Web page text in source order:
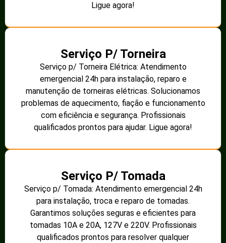
Ligue agora!
Serviço P/ Torneira
Serviço p/ Torneira Elétrica: Atendimento
emergencial 24h para instalação, reparo e
manutenção de torneiras elétricas. Solucionamos
problemas de aquecimento, fiação e funcionamento
com eficiência e segurança. Profissionais
qualificados prontos para ajudar. Ligue agora!
Serviço P/ Tomada
Serviço p/ Tomada: Atendimento emergencial 24h
para instalação, troca e reparo de tomadas.
Garantimos soluções seguras e eficientes para
tomadas 10A e 20A, 127V e 220V. Profissionais
qualificados prontos para resolver qualquer